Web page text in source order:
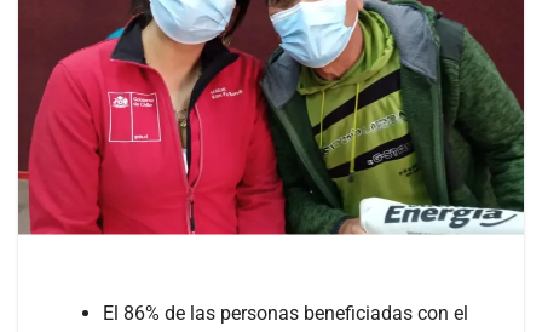
El 86% de las personas beneficiadas con el